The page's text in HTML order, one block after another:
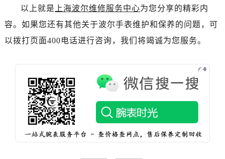
以上就是 上海波尔维修服务中心为您分享的精彩内
容。如果您还有其他关于波尔手表维护和保养的问题，可
以拨打页面400电话进行咨询，我们将竭诚为您服务。